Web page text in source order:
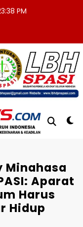
PM
Minahasa
Aparat
Harus
Hidup